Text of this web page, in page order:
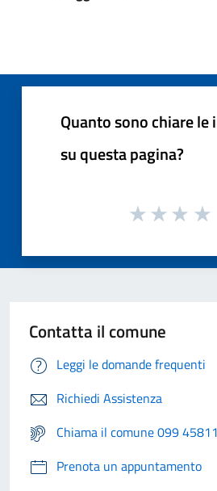
Quanto sono chiare
su questa pagina?
Contatta il comune
Leggi le domande frequenti
Richiedi Assistenza
Chiama il comune 099
Prenota un appuntamento